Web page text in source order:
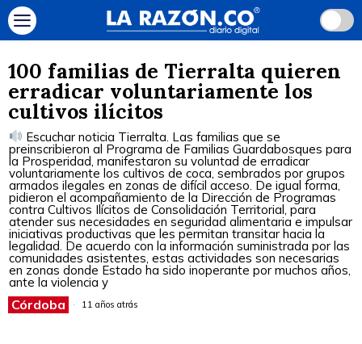
100 familias de Tierralta quieren
erradicar voluntariamente los
cultivos ilícitos
Escuchar noticia Tierralta. Las familias que se
preinscribieron al Programa de Familias Guardabosques para
la Prosperidad, manifestaron su voluntad de erradicar
voluntariamente los cultivos de coca, sembrados por grupos
armados ilegales en zonas de difícil acceso. De igual forma,
pidieron el acompañamiento de la Dirección de Programas
contra Cultivos Ilícitos de Consolidación Territorial, para
atender sus necesidades en seguridad alimentaria e impulsar
iniciativas productivas que les permitan transitar hacia la
legalidad. De acuerdo con la información suministrada por las
comunidades asistentes, estas actividades son necesarias
en zonas donde Estado ha sido inoperante por muchos años,
ante la violencia y
Córdoba 11 años atrás